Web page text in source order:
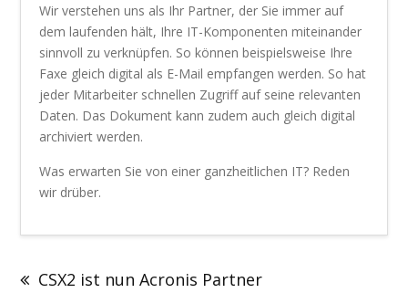
Wir verstehen uns als Ihr Partner, der Sie immer auf
dem laufenden hält, Ihre IT-Komponenten miteinander
sinnvoll zu verknüpfen. So können beispielsweise Ihre
Faxe gleich digital als E-Mail empfangen werden. So hat
jeder Mitarbeiter schnellen Zugriff auf seine relevanten
Daten. Das Dokument kann zudem auch gleich digital
archiviert werden.
Was erwarten Sie von einer ganzheitlichen IT? Reden
wir drüber.
CSX2 ist nun Acronis Partner